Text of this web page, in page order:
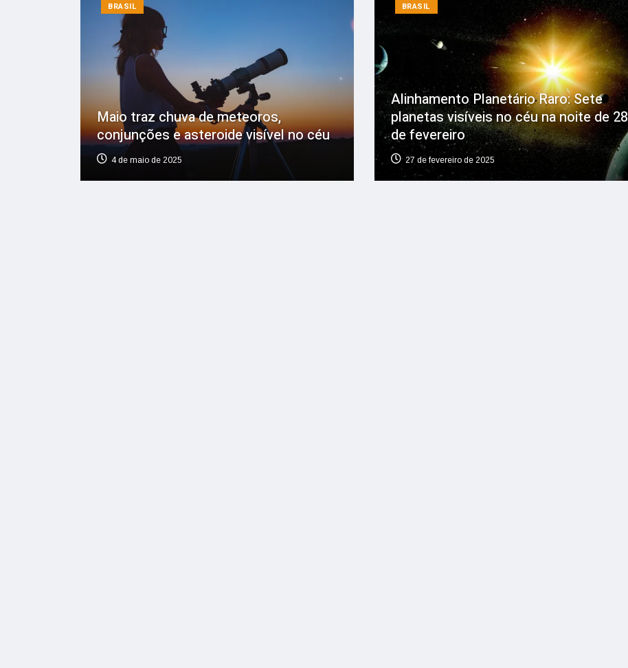
BRASIL
Maio traz chuva de meteoros,
conjunções e asteroide visível no céu
4 de maio de 2025
BRASIL
Alinhamento Planetário Raro: Sete
planetas visíveis no céu na noite de 28
de fevereiro
27 de fevereiro de 2025